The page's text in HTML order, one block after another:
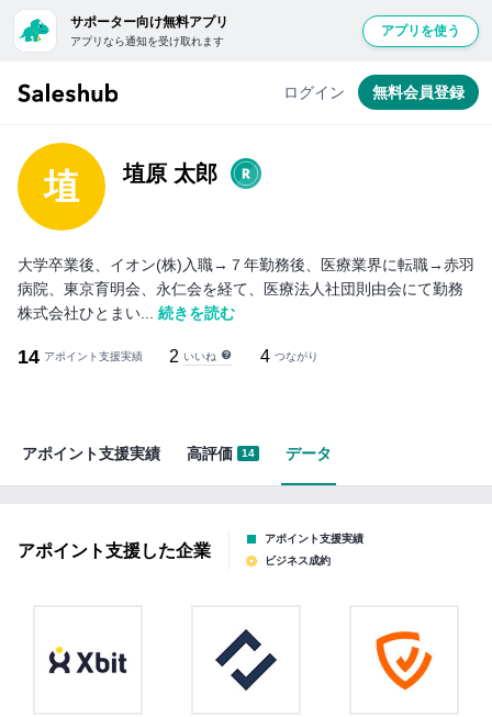
サポーター向け無料アプリ
アプリなら通知を受け取れます
アプリを使う
ログイン 無料会員登録
埴 埴原 太郎
大学卒業後、イオン(株)入職→７年勤務後、医療業界に転職→赤羽
病院、東京育明会、永仁会を経て、医療法人社団則由会にて勤務
株式会社ひとまい...
続きを読む
14 アポイント支援実績 2 いいね 4 つながり
アポイント支援実績 高評価 14 データ
アポイント支援した企業
アポイント支援実績
ビジネス成約